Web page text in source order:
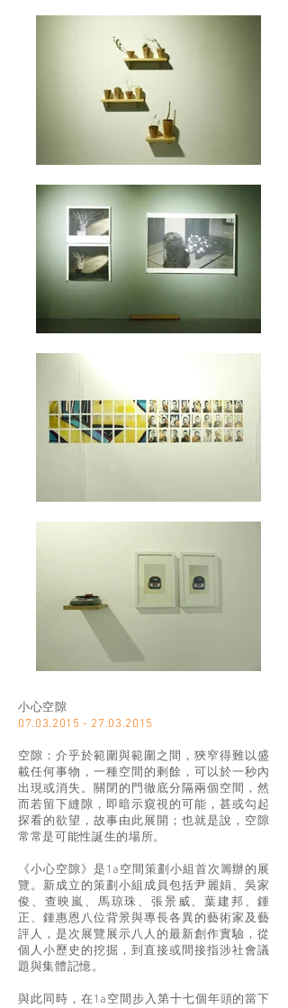
小心空隙
07.03.2015 - 27.03.2015
空隙：介乎於範圍與範圍之間，狹窄得難以盛
載任何事物，一種空間的剩餘，可以於一秒內
出現或消失。關閉的門徹底分隔兩個空間，然
而若留下縫隙，即暗示窺視的可能，甚或勾起
探看的欲望，故事由此展開；也就是說，空隙
常常是可能性誕生的場所。
《小心空隙》是1a空間策劃小組首次籌辦的展
覽。新成立的策劃小組成員包括尹麗娟、吳家
俊、查映嵐、馬琼珠、張景威、葉建邦、鍾
正、鍾惠恩八位背景與專長各異的藝術家及藝
評人，是次展覽展示八人的最新創作實驗，從
個人小歷史的挖掘，到直接或間接指涉社會議
題與集體記憶。
與此同時，在1a空間步入第十七個年頭的當下